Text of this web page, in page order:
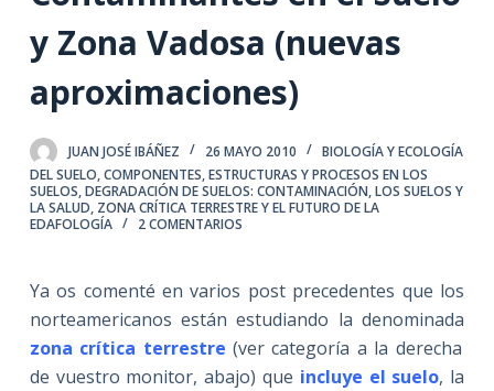
n
d
o
y Zona Vadosa (nuevas
aproximaciones)
JUAN JOSÉ IBÁÑEZ 26 MAYO 2010
BIOLOGÍA Y ECOLOGÍA
DEL SUELO,COMPONENTES, ESTRUCTURAS Y PROCESOS EN LOS
SUELOS,DEGRADACIÓN DE SUELOS: CONTAMINACIÓN,LOS SUELOS Y
LA SALUD, ZONA CRÍTICA TERRESTRE Y EL FUTURO DE LA
EDAFOLOGÍA
2 COMENTARIOS
Ya os comenté en varios post precedentes que los
norteamericanos están estudiando la denominada
zona crítica terrestre (ver categoría a la derecha
de vuestro monitor, abajo) que incluye el suelo, la